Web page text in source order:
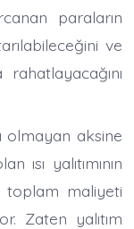
paraların
ve
olmayan aksine
yalıtımının
toplam maliyeti
Zaten yalıtım